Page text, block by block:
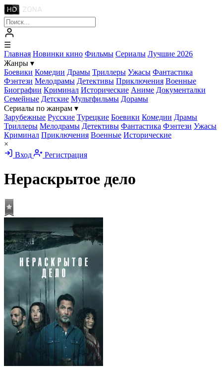
☰
Главная Новинки кино Фильмы Сериалы Лучшие 2026
Жанры ▾
Боевики Комедии Драмы Триллеры Ужасы Фантастика
Фэнтези Мелодрамы Детективы Приключения Военные
Биографии Криминал Исторические Аниме Документалки
Семейные Детские Мультфильмы Дорамы
Сериалы по жанрам ▾
Зарубежные Русские Турецкие Боевики Комедии Драмы
Триллеры Мелодрамы Детективы Фантастика Фэнтези Ужасы
Криминал Приключения Военные Исторические
×
Вход
Регистрация
Нераскрытое дело